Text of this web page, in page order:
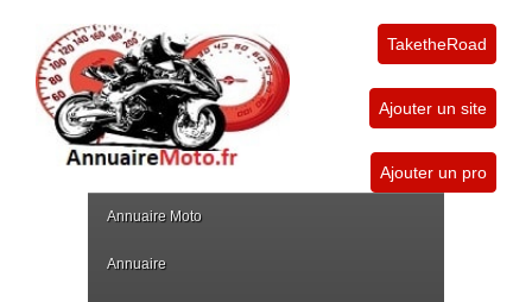
TaketheRoad
Ajouter un site
Ajouter un pro
Annuaire Moto
Annuaire